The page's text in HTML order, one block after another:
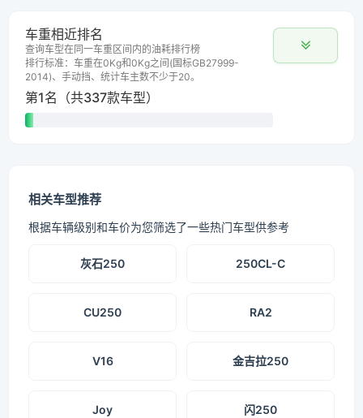
车重相近排名
查询车型在同一车重区间内的油耗排行榜
排行标准：车重在0Kg和0Kg之间(国标GB27999-
2014)、手动挡、统计车主数不少于20。
第1名（共337款车型）
相关车型推荐
根据车辆级别和车价为您筛选了一些热门车型供参考
灰石250 250CL-C
CU250 RA2
V16 金吉拉250
Joy 闪250